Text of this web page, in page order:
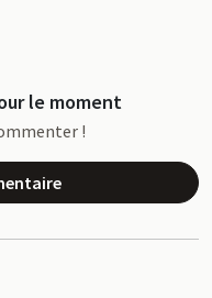
le moment
!